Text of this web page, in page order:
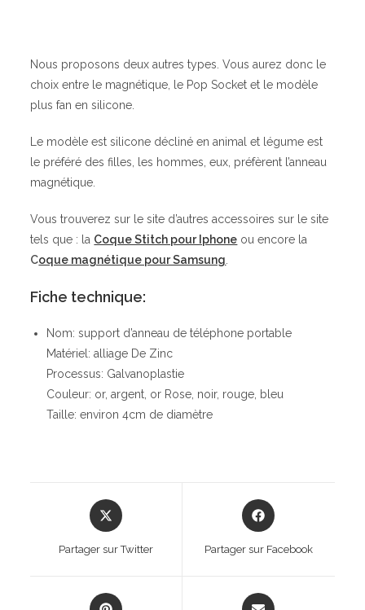
Nous proposons deux autres types. Vous aurez donc le
choix entre le magnétique, le Pop Socket et le modèle
plus fan en silicone.
Le modèle est silicone décliné en animal et légume est
le préféré des filles, les hommes, eux, préfèrent l’anneau
magnétique.
Vous trouverez sur le site d’autres accessoires sur le site
tels que : la Coque Stitch pour Iphone ou encore la
Coque magnétique pour Samsung.
Fiche technique:
Nom: support d’anneau de téléphone portable
Matériel: alliage De Zinc
Processus: Galvanoplastie
Couleur: or, argent, or Rose, noir, rouge, bleu
Taille: environ 4cm de diamètre
Opens
in
new
Partager sur Twitter
Opens
in
Partager sur Facebook
Opens
Opens